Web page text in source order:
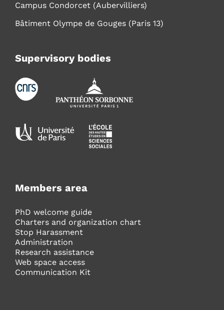
Campus Condorcet (Aubervilliers)
Bâtiment Olympe de Gouges (Paris 13)
Supervisory bodies
Members area
PhD welcome guide
Charters and organization chart
Stop Harassment
Administration
Research assistance
Web space access
Communication Kit